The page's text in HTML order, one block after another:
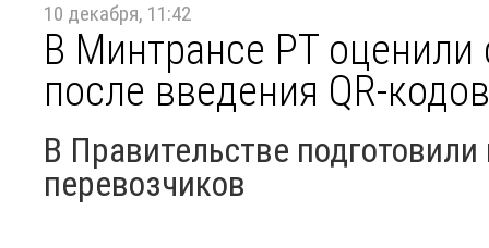
10 декабря, 11:42
В Минтрансе РТ
после введения QR-
В Правительстве
перевозчиков